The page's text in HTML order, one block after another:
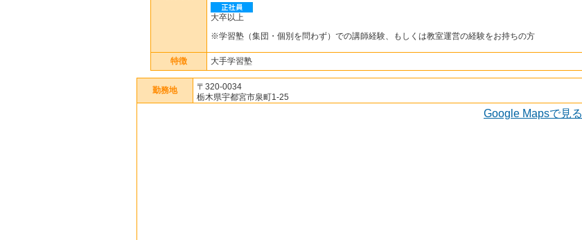
大卒以上
※学習塾（集団・個別を問わず）での講師経験、もしくは教室運営の経験をお持ちの方
特徴 大手学習塾
勤務地
〒320-0034
栃木県宇都宮市泉町1-25
Google Mapsで見る